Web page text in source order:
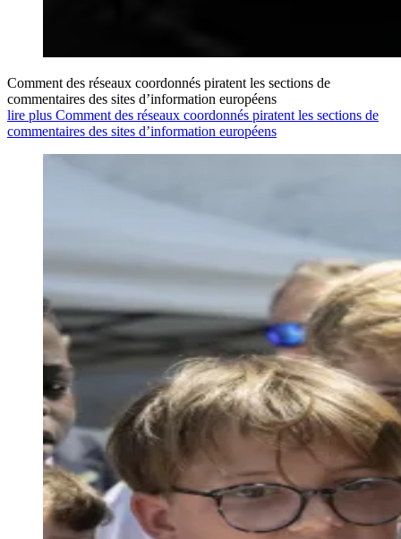
Comment des réseaux coordonnés piratent les sections de
commentaires des sites d’information européens
lire plus Comment des réseaux coordonnés piratent les sections de
commentaires des sites d’information européens